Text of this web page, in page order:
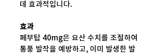
데 효과적입니다.
효과
페부탑 40mg은 요산 수치를 조절하여
통풍 발작을 예방하고, 이미 발생한 발